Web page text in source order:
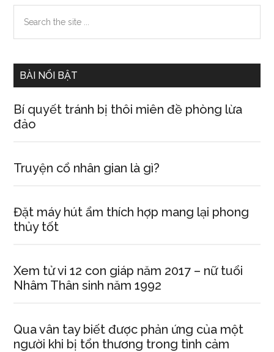
Primary
Sidebar
the
BÀI NỔI BẬT
Bí quyết tránh bị thôi miên đề phòng lừa
đảo
Truyện cổ nhân gian là gì?
Đặt máy hút ẩm thích hợp mang lại phong
thủy tốt
Xem tử vi 12 con giáp năm 2017 – nữ tuổi
Nhâm Thân sinh năm 1992
Qua vân tay biết được phản ứng của một
người khi bị tổn thương trong tình cảm